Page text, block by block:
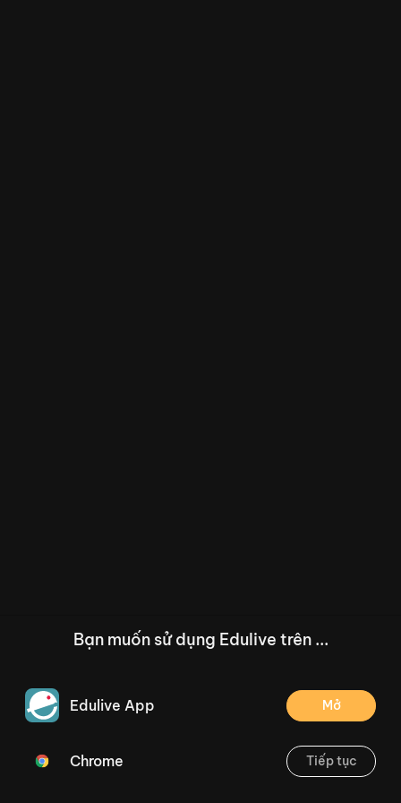
/--
Thoát
Bạn muốn sử dụng Edulive trên ...
Edulive App Mở
Chrome Tiếp tục